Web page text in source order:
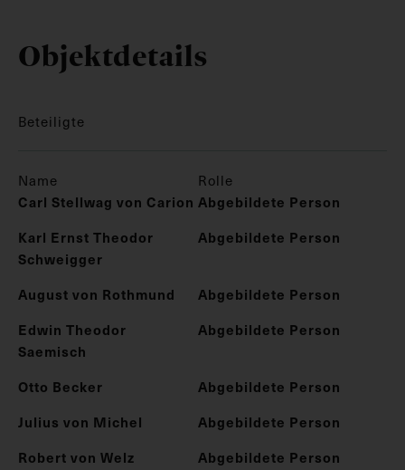
Objektdetails
Beteiligte
Name Rolle
Carl Stellwag von Carion Abgebildete Person
Karl Ernst Theodor
Schweigger
Abgebildete Person
August von Rothmund
Abgebildete Person
Edwin Theodor
Saemisch
Abgebildete Person
Otto Becker
Abgebildete Person
Julius von Michel
Abgebildete Person
Robert von Welz
Abgebildete Person